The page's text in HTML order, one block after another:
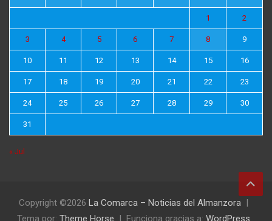
1 2
3 4 5 6 7 8 9
10 11 12 13 14 15 16
17 18 19 20 21 22 23
24 25 26 27 28 29 30
31
« Jul
Copyright ©2026 La Comarca – Noticias del Almanzora
Tema por: Theme Horse Funciona gracias a: WordPress